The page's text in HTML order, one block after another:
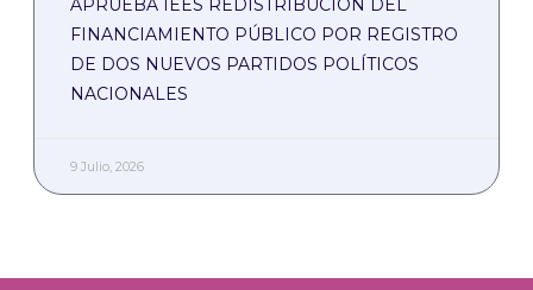
APRUEBA IEES REDISTRIBUCIÓN DEL
FINANCIAMIENTO PÚBLICO POR REGISTRO
DE DOS NUEVOS PARTIDOS POLÍTICOS
NACIONALES
9 Julio, 2026